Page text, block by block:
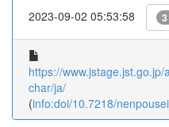
2023-09-02 05:53:58
https://
char/ja/
(info:doi/10.7218/